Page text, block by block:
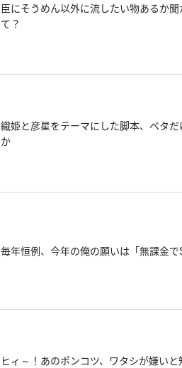
臣にそうめん以外に流したい物あるか
て？
織姫と彦星をテーマにした脚本、ベタ
か
毎年恒例、今年の俺の願いは「無課金
ヒィ～！あのポンコツ、ワタシが嫌い